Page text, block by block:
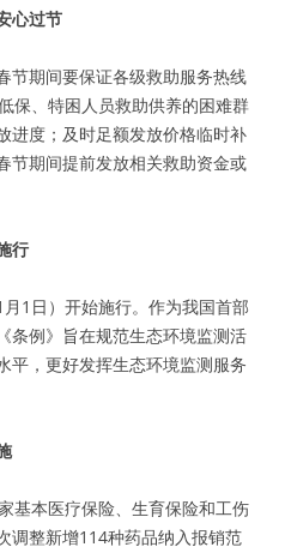
心过节
节期间要保证各级救助服务热线
保、特困人员救助供养的困难群
进度；及时足额发放价格临时补
节期间提前发放相关救助资金或
行
月1日）开始施行。作为我国首部
条例》旨在规范生态环境监测活
平，更好发挥生态环境监测服务
基本医疗保险、生育保险和工伤
调整新增114种药品纳入报销范